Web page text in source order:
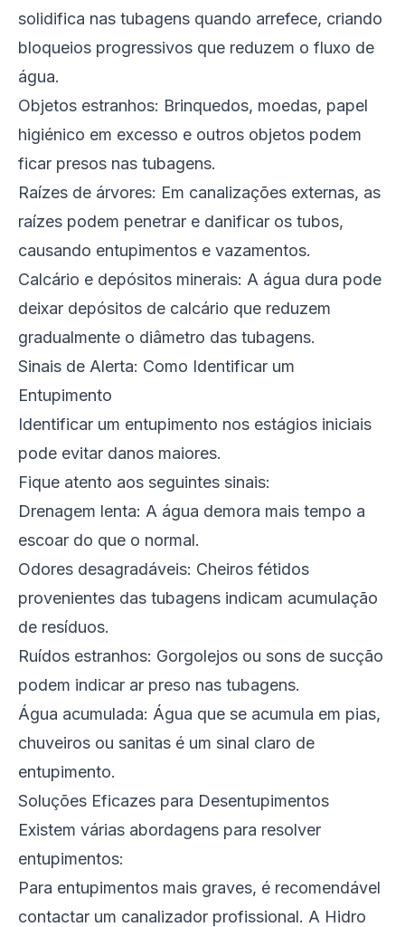
solidifica nas tubagens quando arrefece, criando
bloqueios progressivos que reduzem o fluxo de
água.
Objetos estranhos: Brinquedos, moedas, papel
higiénico em excesso e outros objetos podem
ficar presos nas tubagens.
Raízes de árvores: Em canalizações externas, as
raízes podem penetrar e danificar os tubos,
causando entupimentos e vazamentos.
Calcário e depósitos minerais: A água dura pode
deixar depósitos de calcário que reduzem
gradualmente o diâmetro das tubagens.
Sinais de Alerta: Como Identificar um
Entupimento
Identificar um entupimento nos estágios iniciais
pode evitar danos maiores.
Fique atento aos seguintes sinais:
Drenagem lenta: A água demora mais tempo a
escoar do que o normal.
Odores desagradáveis: Cheiros fétidos
provenientes das tubagens indicam acumulação
de resíduos.
Ruídos estranhos: Gorgolejos ou sons de sucção
podem indicar ar preso nas tubagens.
Água acumulada: Água que se acumula em pias,
chuveiros ou sanitas é um sinal claro de
entupimento.
Soluções Eficazes para Desentupimentos
Existem várias abordagens para resolver
entupimentos:
Para entupimentos mais graves, é recomendável
contactar um canalizador profissional. A Hidro